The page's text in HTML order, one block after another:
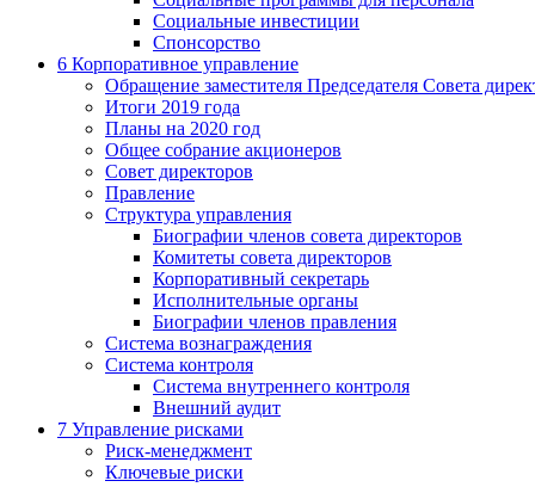
Социальные инвестиции
Спонсорство
6 Корпоративное управление
Обращение заместителя Председателя Совета
Итоги 2019 года
Планы на 2020 год
Общее собрание акционеров
Совет директоров
Правление
Структура управления
Биографии членов совета директоров
Комитеты совета директоров
Корпоративный секретарь
Исполнительные органы
Биографии членов правления
Система вознаграждения
Система контроля
Система внутреннего контроля
Внешний аудит
7 Управление рисками
Риск-менеджмент
Ключевые риски